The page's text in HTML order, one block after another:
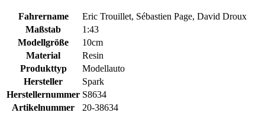
Fahrername
Eric Trouillet, Sébastien Page, David Droux
Maßstab
1:43
Modellgröße
10cm
Material
Resin
Produkttyp
Modellauto
Hersteller
Spark
Herstellernummer S8634
Artikelnummer
20-38634